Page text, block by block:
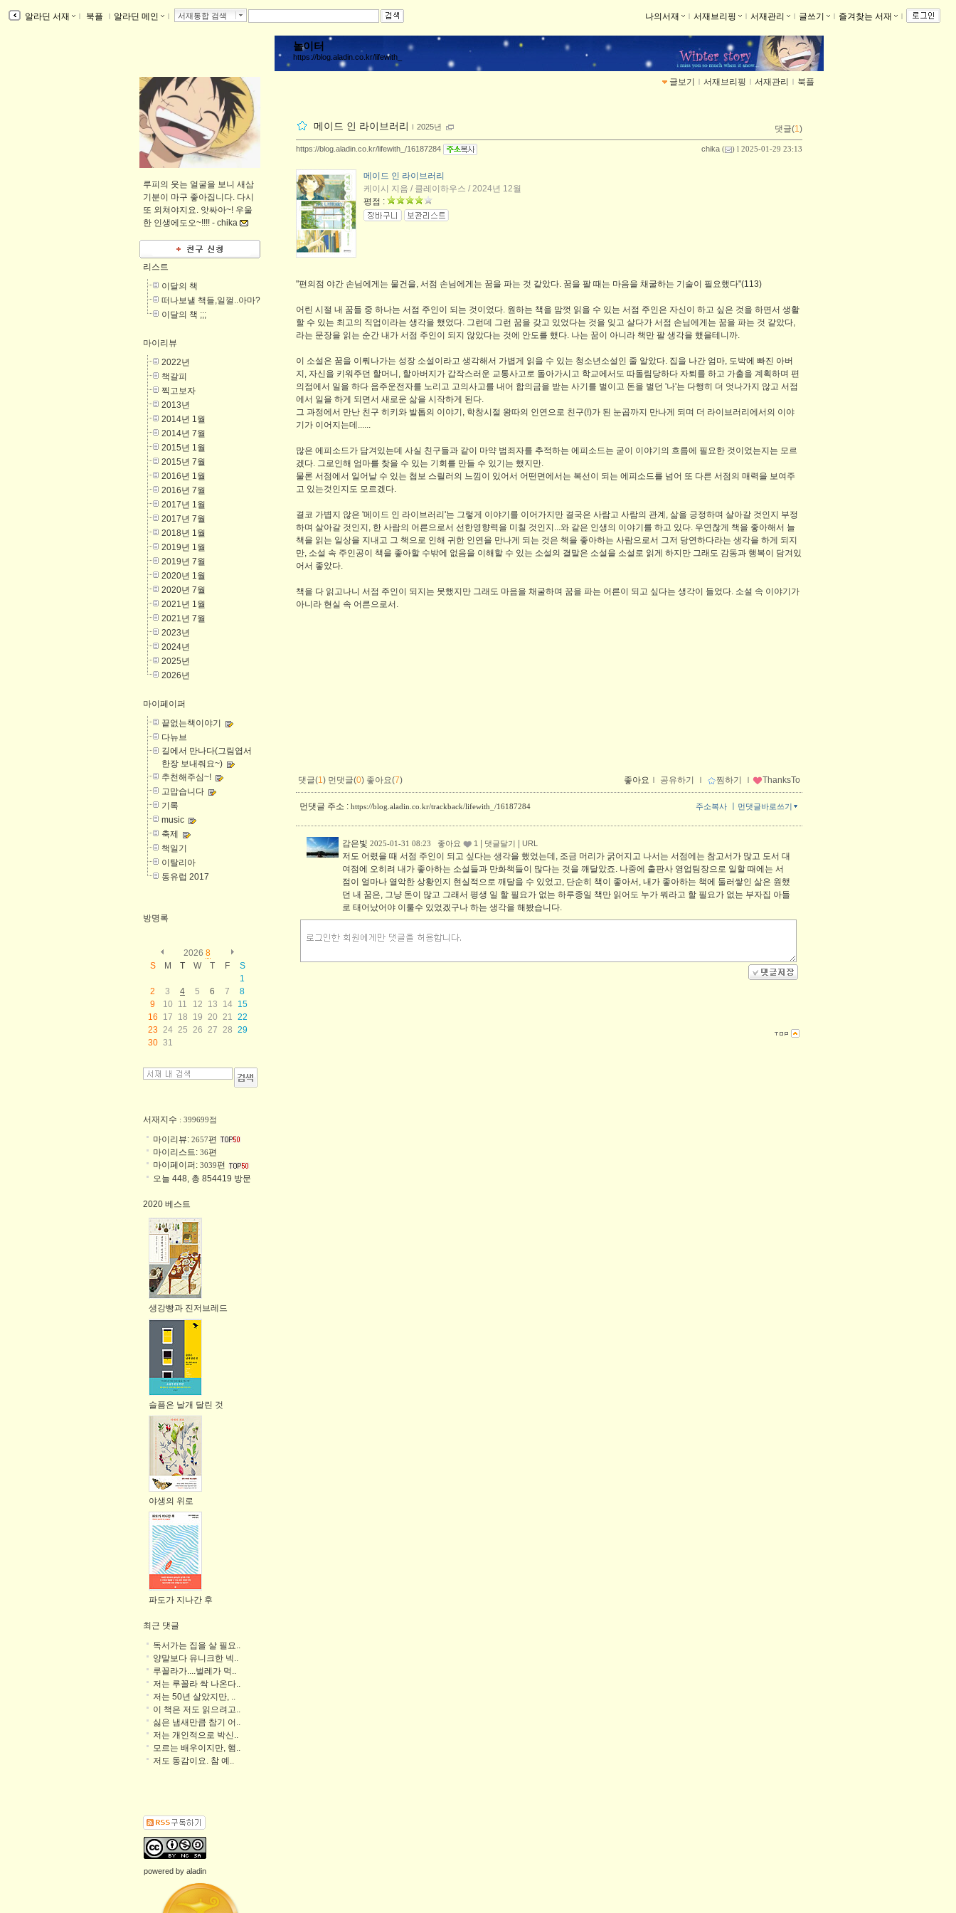
알라딘 서재 ｌ 북플 ｌ 알라딘 메인 ｌ 서재통합 검색 나의서재 ｌ 서재브리핑 ｌ 서재관리 ｌ 글쓰기 ｌ 즐겨찾는 서재 ｌ
놀이터
https://blog.aladin.co.kr/lifewith_
글보기 ｌ 서재브리핑 ｌ 서재관리 ｌ 북플
메이드 인 라이브러리 ｌ 2025년 댓글(1)
chika ( ) l 2025-01-29 23:13
https://blog.aladin.co.kr/lifewith_/16187284
메이드 인 라이브러리
케이시 지음 / 클레이하우스 / 2024년 12월
평점 :
"편의점 야간 손님에게는 물건을, 서점 손님에게는 꿈을 파는 것 같았다. 꿈을 팔 때는 마음을 채굴하는 기술이 필요했다"(113)
어린 시절 내 꿈들 중 하나는 서점 주인이 되는 것이었다. 원하는 책을 맘껏 읽을 수 있는 서점 주인은 자신이 하고 싶은 것을 하면서 생활
할 수 있는 최고의 직업이라는 생각을 했었다. 그런데 그런 꿈을 갖고 있었다는 것을 잊고 살다가 서점 손님에게는 꿈을 파는 것 같았다,
라는 문장을 읽는 순간 내가 서점 주인이 되지 않았다는 것에 안도를 했다. 나는 꿈이 아니라 책만 팔 생각을 했을테니까.
이 소설은 꿈을 이뤄나가는 성장 소설이라고 생각해서 가볍게 읽을 수 있는 청소년소설인 줄 알았다. 집을 나간 엄마, 도박에 빠진 아버
지, 자신을 키워주던 할머니, 할아버지가 갑작스러운 교통사고로 돌아가시고 학교에서도 따돌림당하다 자퇴를 하고 가출을 계획하며 편
의점에서 일을 하다 음주운전자를 노리고 고의사고를 내어 합의금을 받는 사기를 벌이고 돈을 벌던 '나'는 다행히 더 엇나가지 않고 서점
에서 일을 하게 되면서 새로운 삶을 시작하게 된다.
그 과정에서 만난 친구 히키와 발톱의 이야기, 학창시절 왕따의 인연으로 친구(!)가 된 눈곱까지 만나게 되며 더 라이브러리에서의 이야
기가 이어지는데......
많은 에피소드가 담겨있는데 사실 친구들과 같이 마약 범죄자를 추적하는 에피소드는 굳이 이야기의 흐름에 필요한 것이었는지는 모르
겠다. 그로인해 엄마를 찾을 수 있는 기회를 만들 수 있기는 했지만.
물론 서점에서 일어날 수 있는 첩보 스릴러의 느낌이 있어서 어떤면에서는 복선이 되는 에피소드를 넘어 또 다른 서점의 매력을 보여주
고 있는것인지도 모르겠다.
결코 가볍지 않은 '메이드 인 라이브러리'는 그렇게 이야기를 이어가지만 결국은 사람고 사람의 관계, 삶을 긍정하며 살아갈 것인지 부정
하며 살아갈 것인지, 한 사람의 어른으로서 선한영향력을 미칠 것인지...와 같은 인생의 이야기를 하고 있다. 우연찮게 책을 좋아해서 늘
책을 읽는 일상을 지내고 그 책으로 인해 귀한 인연을 만나게 되는 것은 책을 좋아하는 사람으로서 그저 당연하다라는 생각을 하게 되지
만, 소설 속 주인공이 책을 좋아할 수밖에 없음을 이해할 수 있는 소설의 결말은 소설을 소설로 읽게 하지만 그래도 감동과 행복이 담겨있
어서 좋았다.
책을 다 읽고나니 서점 주인이 되지는 못했지만 그래도 마음을 채굴하며 꿈을 파는 어른이 되고 싶다는 생각이 들었다. 소설 속 이야기가
아니라 현실 속 어른으로서.
댓글(1) 먼댓글(0) 좋아요(7) 좋아요 ｌ 공유하기 ｌ 찜하기 ｌ ThanksTo
먼댓글 주소 : https://blog.aladin.co.kr/trackback/lifewith_/16187284 먼댓글바로쓰기
주소복사
감은빛 2025-01-31 08:23 좋아요 1 댓글달기 URL
저도 어렸을 때 서점 주인이 되고 싶다는 생각을 했었는데, 조금 머리가 굵어지고 나서는 서점에는 참고서가 많고 도서 대
여점에 오히려 내가 좋아하는 소설들과 만화책들이 많다는 것을 깨달았죠. 나중에 출판사 영업팀장으로 일할 때에는 서
점이 얼마나 열악한 상황인지 현실적으로 깨달을 수 있었고, 단순히 책이 좋아서, 내가 좋아하는 책에 둘러쌓인 삶은 원했
던 내 꿈은, 그냥 돈이 많고 그래서 평생 일 할 필요가 없는 하루종일 책만 읽어도 누가 뭐라고 할 필요가 없는 부자집 아들
로 태어났어야 이룰수 있었겠구나 하는 생각을 해봤습니다.
루피의 웃는 얼굴을 보니 새삼
기분이 마구 좋아집니다. 다시
또 외쳐야지요. 앗싸아~! 우울
한 인생에도오~!!!! - chika
리스트
이달의 책
떠나보낼 책들,일껄..아마?
이달의 책 ;;;
마이리뷰
2022년
책갈피
찍고보자
2013년
2014년 1월
2014년 7월
2015년 1월
2015년 7월
2016년 1월
2016년 7월
2017년 1월
2017년 7월
2018년 1월
2019년 1월
2019년 7월
2020년 1월
2020년 7월
2021년 1월
2021년 7월
2023년
2024년
2025년
2026년
마이페이퍼
끝없는책이야기
다뉴브
길에서 만나다(그림엽서
한장 보내줘요~)
추천해주심~!
고맙습니다
기록
music
축제
책일기
이탈리아
동유럽 2017
방명록
2026 8
S
M T W T F
S
1
2
3 4 5 6 7
8
9
10 11 12 13 14
15
16
17 18 19 20 21
22
23
24 25 26 27 28 29
30 31
서재지수 : 399699점
마이리뷰: 2657편
마이리스트: 36편
마이페이퍼: 3039편
오늘 448, 총 854419 방문
2020 베스트
생강빵과 진저브레드
슬픔은 날개 달린 것
야생의 위로
파도가 지나간 후
최근 댓글
독서가는 집을 살 필요..
양말보다 유니크한 넥..
루꼴라가....벌레가 먹..
저는 루꼴라 싹 나온다..
저는 50년 살았지만, ..
이 책은 저도 읽으려고..
싫은 냄새만큼 참기 어..
저는 개인적으로 박신..
모르는 배우이지만, 햄..
저도 동감이요. 참 예..
powered by aladin